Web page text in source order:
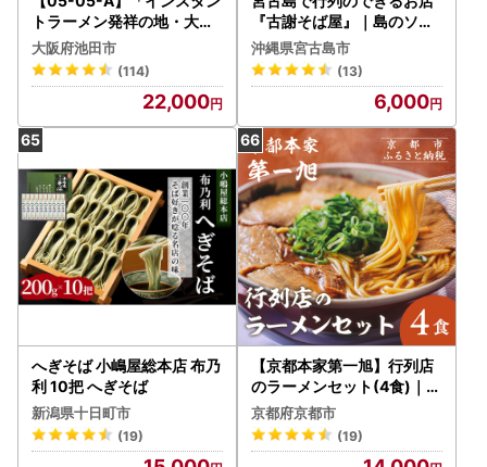
トラーメン発祥の地・大阪
池田」おなじみ定番セット
大阪府池田市
(114)
22,000
『古謝そば屋』｜島のソー
キそば2人前セット
沖縄県宮古島市
(13)
6,000
へぎそば 小嶋屋総本店 布乃
利 10把 へぎそば
新潟県十日町市
(19)
【京都本家第一旭】行列店
のラーメンセット(4食)｜有
名 人気 ラーメン
京都府京都市
(19)